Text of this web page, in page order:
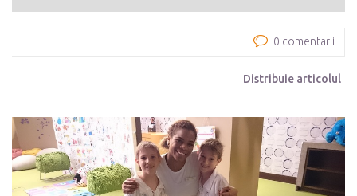
0 comentarii
Distribuie articolul